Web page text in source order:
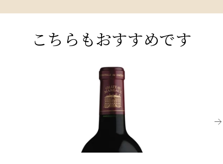
こちらもおすすめです
2021 シャトー・マルゴー、マルゴー
¥132,000 (税込) - 750ml